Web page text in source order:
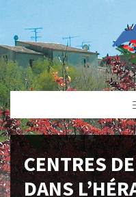
CENTRES
DANS